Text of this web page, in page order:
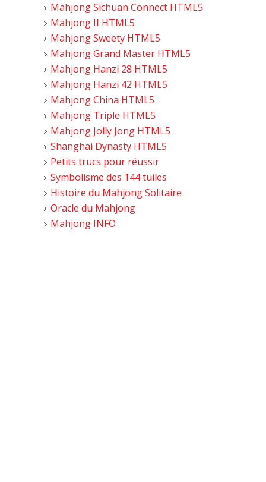
Mahjong Sichuan Connect HTML5
Mahjong II HTML5
Mahjong Sweety HTML5
Mahjong Grand Master HTML5
Mahjong Hanzi 28 HTML5
Mahjong Hanzi 42 HTML5
Mahjong China HTML5
Mahjong Triple HTML5
Mahjong Jolly Jong HTML5
Shanghai Dynasty HTML5
Petits trucs pour réussir
Symbolisme des 144 tuiles
Histoire du Mahjong Solitaire
Oracle du Mahjong
Mahjong INFO